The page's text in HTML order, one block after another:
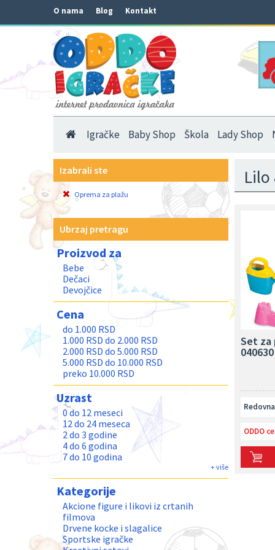
O nama Blog Kontakt
Igračke Baby Shop Škola Lady Shop
Izabrali ste
Oprema za plažu
Ubrzaj pretragu
Proizvod za
Bebe
Dečaci
Devojčice
Cena
do 1.000 RSD
1.000 RSD do 2.000 RSD
2.000 RSD do 5.000 RSD
5.000 RSD do 10.000 RSD
preko 10.000 RSD
Uzrast
0 do 12 meseci
12 do 24 meseca
2 do 3 godine
4 do 6 godina
7 do 10 godina
Teenage
Odrasli
+ više
Kategorije
Akcione figure i likovi iz crtanih
filmova
Drvene kocke i slagalice
Sportske igračke
Lilo
Set za
040630
ODDO